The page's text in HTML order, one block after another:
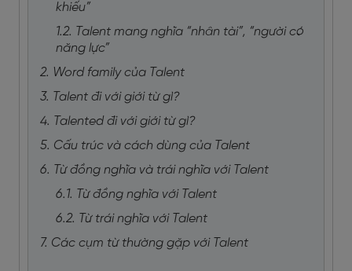
khiếu”
1.2. Talent mang nghĩa “nhân tài”, “người có
năng lực”
2. Word family của Talent
3. Talent đi với giới từ gì?
4. Talented đi với giới từ gì?
5. Cấu trúc và cách dùng của Talent
6. Từ đồng nghĩa và trái nghĩa với Talent
6.1. Từ đồng nghĩa với Talent
6.2. Từ trái nghĩa với Talent
7. Các cụm từ thường gặp với Talent